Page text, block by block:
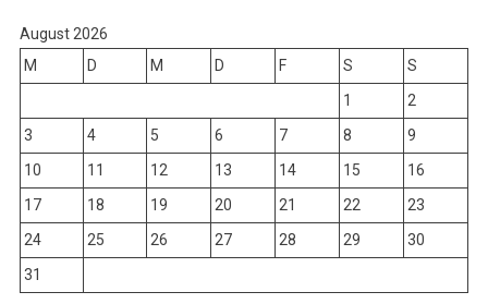
August 2026
M
D M D F S
S
1
2
3
4 5 6 7 8
9
10
11 12 13 14 15
16
17
18 19 20 21 22
23
24
25 26 27 28 29
30
31